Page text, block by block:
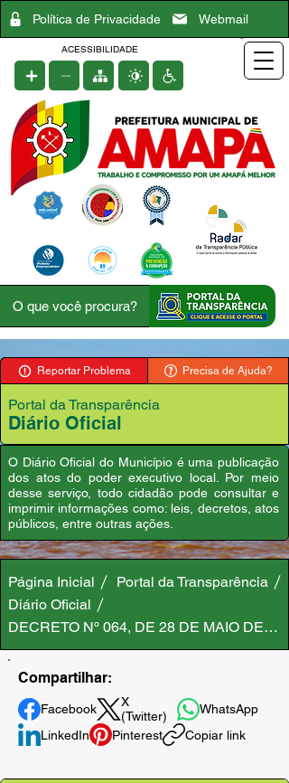
Política de Privacidade Webmail
ACESSIBILIDADE
Reportar Problema Precisa de Ajuda?
Portal da Transparência
Diário Oficial
O Diário Oficial do Município é uma publicação
dos atos do poder executivo local. Por meio
desse serviço, todo cidadão pode consultar e
imprimir informações como: leis, decretos, atos
públicos, entre outras ações.
Página Inicial
Portal da Transparência
Diário Oficial
DECRETO Nº 064, DE 28 DE MAIO DE
Compartilhar:
Facebook
X
(Twitter)
WhatsApp
LinkedIn
Pinterest Copiar link